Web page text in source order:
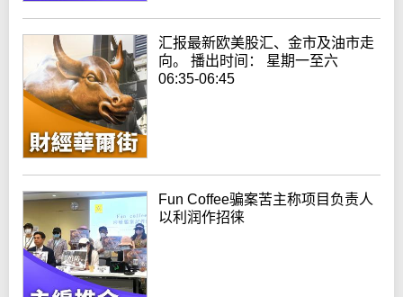
汇报最新欧美股汇、金市及油市走
向。 播出时间： 星期一至六
06:35-06:45
Fun Coffee骗案苦主称项目负责人
以利润作招徕